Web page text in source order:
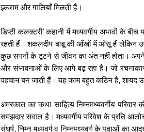
इल्जाम और गालियाँ मिलती हैं।
डिप्टी कलक्टरी' कहानी में मध्यवर्गीय अभावों के
रहती हैं। शकलदीप बाबू की आँखों में आँसू हैं लेकिन
कुछ सपनों के टूटने से जीवन का अंत नहीं होता। अपने
और संभावनाओं के लिए आगे बढ़ रहा है। जो
पहचान बन जाती हैं। यह काम बहुत कठिन है, शायद
अमरकात का कथा साहित्य निम्नमध्यवर्गीय
समझदार सवाल है। मध्यवर्गीय परिवेश के प्रति
संघर्ष, निम्न मध्यवर्ग व निम्नमध्यवर्ग के युवाओं का